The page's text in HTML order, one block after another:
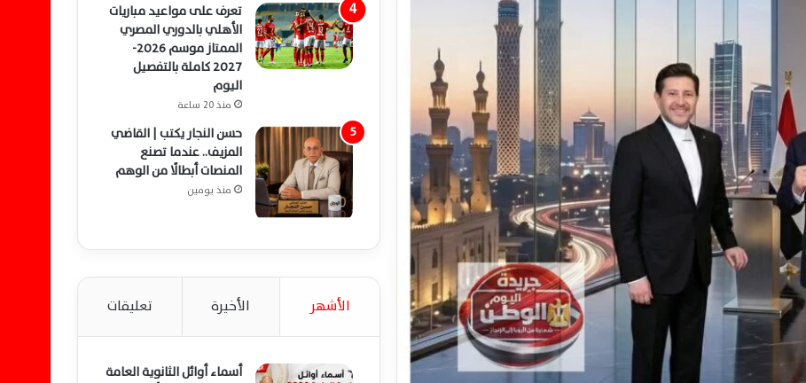
تعرف على مواعيد مباريات
الأهلي بالدوري المصري
الممتاز موسم 2026-
2027 كاملة بالتفصيل
اليوم
منذ 20 ساعة
حسن النجار يكتب | القاضي
المزيف.. عندما تصنع
المنصات أبطالًا من الوهم
منذ يومين
الأشهر الأخيرة تعليقات
أسماء أوائل الثانوية العامة